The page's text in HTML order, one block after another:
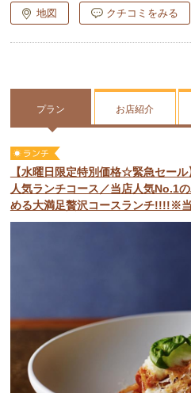
地図 クチコミをみる
プラン お店紹介
【水曜日限定特別価格☆緊急セー
人気ランチコース／当店人気No.1
める大満足贅沢コースランチ!!!!※